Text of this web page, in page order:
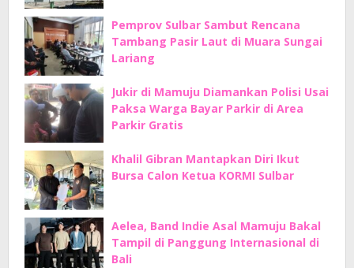
Pemprov Sulbar Sambut Rencana
Tambang Pasir Laut di Muara Sungai
Lariang
Jukir di Mamuju Diamankan Polisi Usai
Paksa Warga Bayar Parkir di Area
Parkir Gratis
Khalil Gibran Mantapkan Diri Ikut
Bursa Calon Ketua KORMI Sulbar
Aelea, Band Indie Asal Mamuju Bakal
Tampil di Panggung Internasional di
Bali